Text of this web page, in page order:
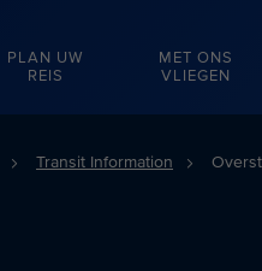
PLAN UW
REIS
MET ONS
VLIEGEN
Transit Information